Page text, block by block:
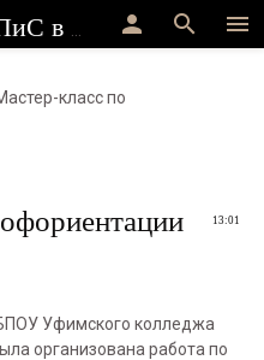
menu
search
person
класс по
13:01
Уфимского колледжа
организована работа по